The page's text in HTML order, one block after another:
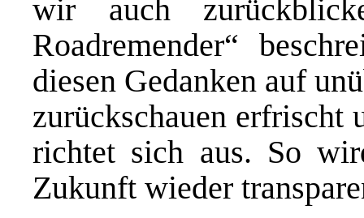
wir auch
Roadremender“
diesen Gedanken auf
zurückschauen erfrischt
richtet sich aus. So
Zukunft wieder